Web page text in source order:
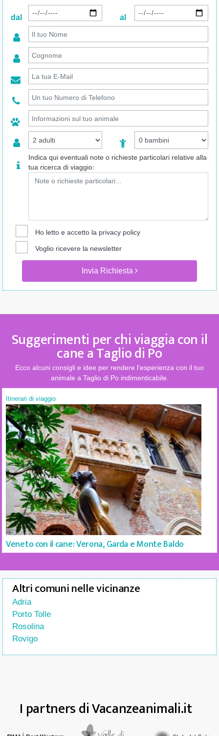
dal al
Indica qui eventuali note o richieste particolari relative alla
tua ricerca di viaggio:
Ho letto e accetto la privacy policy
Voglio ricevere la newsletter
Invia Richiesta
Suggerimenti per chi viaggia con il
cane a Taglio di Po
Ecco alcuni consigli e idee per rendere l'esperienza con il tuo
animale a Taglio di Po indimenticabile.
Itinerari di viaggio
Veneto con il cane: Verona, Garda e Monte Baldo
Altri comuni nelle vicinanze
Adria
Porto Tolle
Rosolina
Rovigo
I partners di Vacanzeanimali.it